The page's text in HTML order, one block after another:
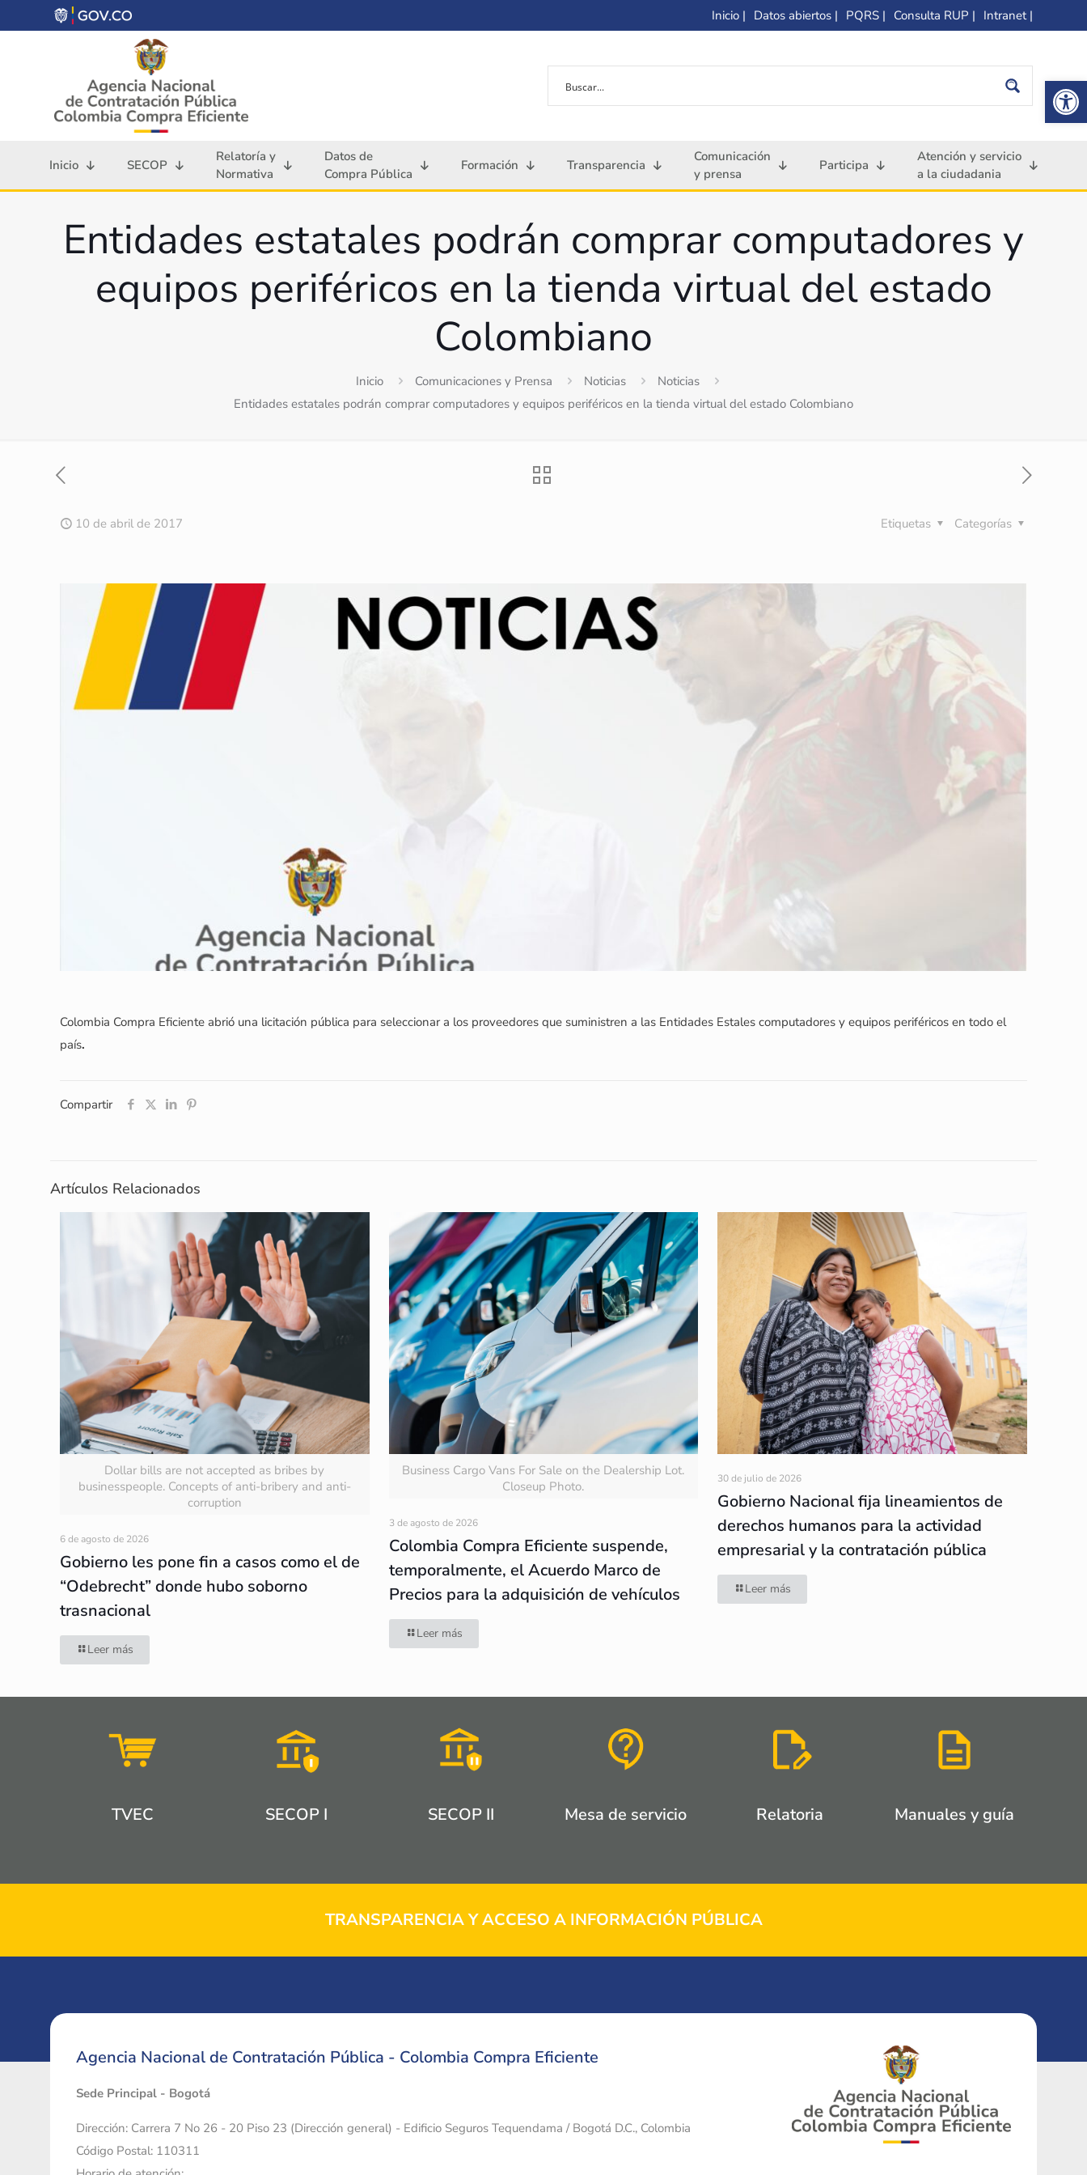
Inicio | Datos abiertos | PQRS | Consulta RUP | Intranet |
Inicio SECOP
Relatoría y
Normativa
Datos de
Compra Pública
Formación Transparencia
Comunicación
y prensa
Participa
Atención y servicio
a la ciudadania
Entidades estatales podrán comprar computadores y
equipos periféricos en la tienda virtual del estado
Colombiano
Inicio Comunicaciones y Prensa Noticias
Noticias
Entidades estatales podrán comprar computadores y equipos periféricos en la tienda virtual del estado Colombiano
10 de abril de 2017 Categorías
Etiquetas
Colombia Compra Eficiente abrió una licitación pública para seleccionar a los proveedores que suministren a las Entidades Estales computadores y equipos periféricos en todo el
país.
Compartir
Artículos Relacionados
Dollar bills are not accepted as bribes by
businesspeople. Concepts of anti-bribery and anti-
corruption
6 de agosto de 2026
Gobierno les pone fin a casos como el de
“Odebrecht” donde hubo soborno
trasnacional
Leer más
Business Cargo Vans For Sale on the Dealership Lot.
Closeup Photo.
3 de agosto de 2026
Colombia Compra Eficiente suspende,
temporalmente, el Acuerdo Marco de
Precios para la adquisición de vehículos
Leer más
30 de julio de 2026
Gobierno Nacional fija lineamientos de
derechos humanos para la actividad
empresarial y la contratación pública
Leer más
TVEC SECOP I SECOP II Mesa de servicio Relatoria Manuales y guía
TRANSPARENCIA Y ACCESO A INFORMACIÓN PÚBLICA
Agencia Nacional de Contratación Pública - Colombia Compra Eficiente
Sede Principal - Bogotá
Dirección: Carrera 7 No 26 - 20 Piso 23 (Dirección general) - Edificio Seguros Tequendama / Bogotá D.C., Colombia
Código Postal: 110311